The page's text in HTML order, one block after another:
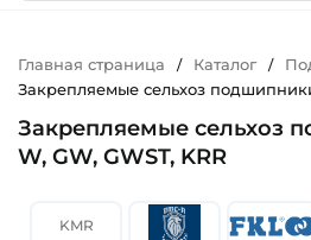
Главная страница / Каталог /
Закрепляемые сельхоз
Закрепляемые сельхоз
W, GW, GWST, KRR
KMR